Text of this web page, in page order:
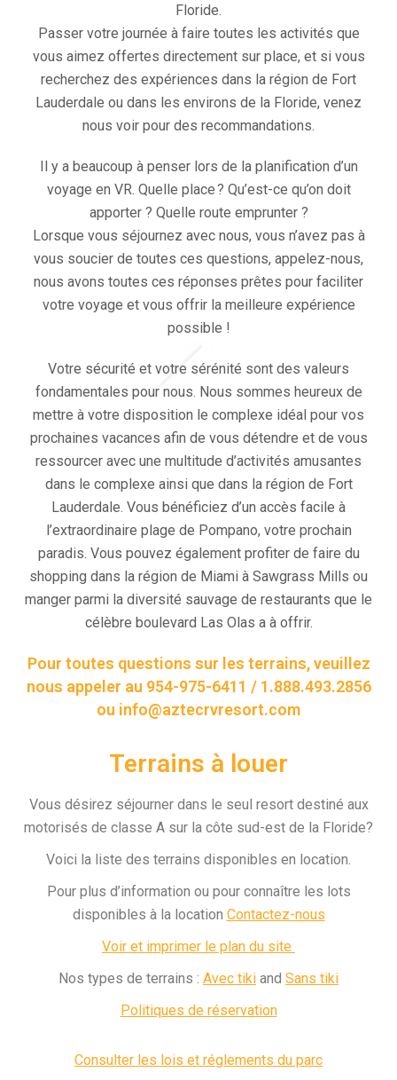
Floride.
Passer votre journée à faire toutes les activités que
vous aimez offertes directement sur place, et si vous
recherchez des expériences dans la région de Fort
Lauderdale ou dans les environs de la Floride, venez
nous voir pour des recommandations.
Il y a beaucoup à penser lors de la planification d’un
voyage en VR. Quelle place ? Qu’est-ce qu’on doit
apporter ? Quelle route emprunter ?
Lorsque vous séjournez avec nous, vous n’avez pas à
vous soucier de toutes ces questions, appelez-nous,
nous avons toutes ces réponses prêtes pour faciliter
votre voyage et vous offrir la meilleure expérience
possible !
Votre sécurité et votre sérénité sont des valeurs
fondamentales pour nous. Nous sommes heureux de
mettre à votre disposition le complexe idéal pour vos
prochaines vacances afin de vous détendre et de vous
ressourcer avec une multitude d’activités amusantes
dans le complexe ainsi que dans la région de Fort
Lauderdale. Vous bénéficiez d’un accès facile à
l’extraordinaire plage de Pompano, votre prochain
paradis. Vous pouvez également profiter de faire du
shopping dans la région de Miami à Sawgrass Mills ou
manger parmi la diversité sauvage de restaurants que le
célèbre boulevard Las Olas a à offrir.
Pour toutes questions sur les terrains, veuillez
nous appeler au 954-975-6411 / 1.888.493.2856
ou info@aztecrvresort.com
Terrains à louer
Vous désirez séjourner dans le seul resort destiné aux
motorisés de classe A sur la côte sud-est de la Floride?
Voici la liste des terrains disponibles en location.
Pour plus d’information ou pour connaître les lots
disponibles à la location Contactez-nous
Voir et imprimer le plan du site
Nos types de terrains : Avec tiki and Sans tiki
Politiques de réservation
Consulter les lois et réglements du parc